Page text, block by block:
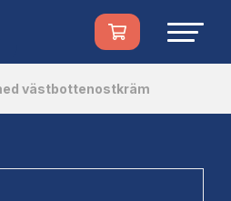
västbottenostkräm